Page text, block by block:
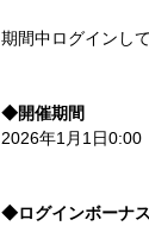
期間中ログインし
◆開催期間
2026年1月1日0:00
◆ログインボーナス